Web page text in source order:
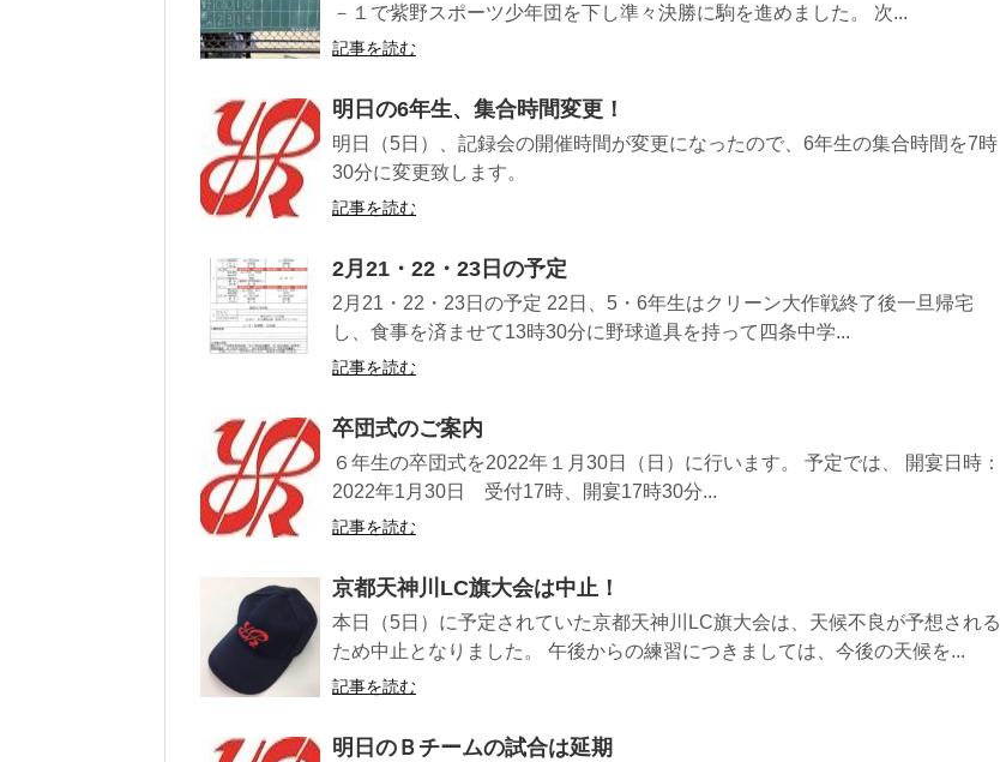
－１で紫野スポーツ少年団を下し準々決勝に駒を進めました。 次...
記事を読む
明日の6年生、集合時間変更！
明日（5日）、記録会の開催時間が変更になったので、6年生の集合時間を7時
30分に変更致します。
記事を読む
2月21・22・23日の予定
2月21・22・23日の予定 22日、5・6年生はクリーン大作戦終了後一旦帰宅
し、食事を済ませて13時30分に野球道具を持って四条中学...
記事を読む
卒団式のご案内
６年生の卒団式を2022年１月30日（日）に行います。 予定では、 開宴日時：
2022年1月30日 受付17時、開宴17時30分...
記事を読む
京都天神川LC旗大会は中止！
本日（5日）に予定されていた京都天神川LC旗大会は、天候不良が予想される
ため中止となりました。 午後からの練習につきましては、今後の天候を...
記事を読む
明日のＢチームの試合は延期